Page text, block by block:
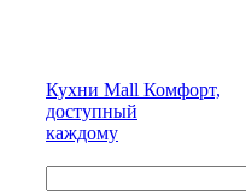
Кухни Mall Комфорт,
доступный
каждому